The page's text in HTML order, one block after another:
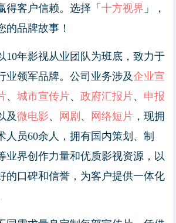
得客户信赖。选择「 十方视界 」，
的品牌故事！
10年影视从业团队为班底，致力于
业领军品牌。公司业务涉及企业宣
、 城市宣传片、 政府汇报片、 申报
及微电影、 网剧 、 网络短片 ，现拥
人员60余人，拥有国内策划、制
业界创作力量和优质影视资源，以
的口碑和信誉，为客户提供一体化